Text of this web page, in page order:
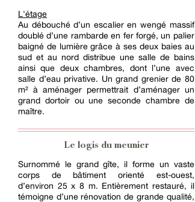
L'étage
Au débouché d’un escalier en wengé massif
doublé d’une rambarde en fer forgé, un palier
baigné de lumière grâce à ses deux baies au
sud et au nord distribue une salle de bains
ainsi que deux chambres, dont l’une avec
salle d’eau privative. Un grand grenier de 80
m² à aménager permettrait d’aménager un
grand dortoir ou une seconde chambre de
maître.
Le logis du meunier
Surnommé le grand gîte, il forme un vaste
corps de bâtiment orienté est-ouest,
d’environ 25 x 8 m. Entièrement restauré, il
témoigne d’une rénovation de grande qualité,